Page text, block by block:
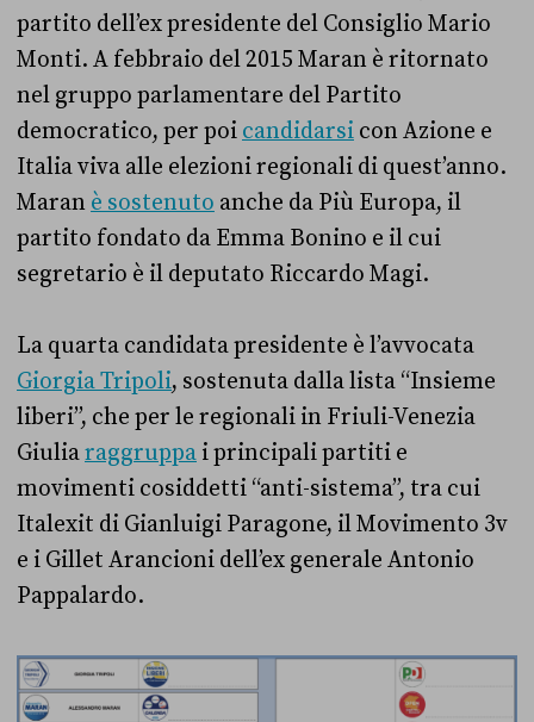
partito dell’ex presidente del Consiglio Mario
Monti. A febbraio del 2015 Maran è ritornato
nel gruppo parlamentare del Partito
democratico, per poi candidarsi con Azione e
Italia viva alle elezioni regionali di quest’anno.
Maran è sostenuto anche da Più Europa, il
partito fondato da Emma Bonino e il cui
segretario è il deputato Riccardo Magi.
La quarta candidata presidente è l’avvocata
Giorgia Tripoli, sostenuta dalla lista “Insieme
liberi”, che per le regionali in Friuli-Venezia
Giuliaraggruppa i principali partiti e
movimenti cosiddetti “anti-sistema”, tra cui
Italexit di Gianluigi Paragone, il Movimento 3v
e i Gillet Arancioni dell’ex generale Antonio
Pappalardo.